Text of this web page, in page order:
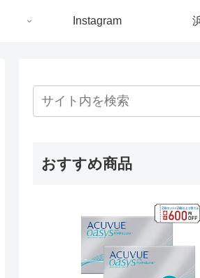
Instagram
おすすめ商品